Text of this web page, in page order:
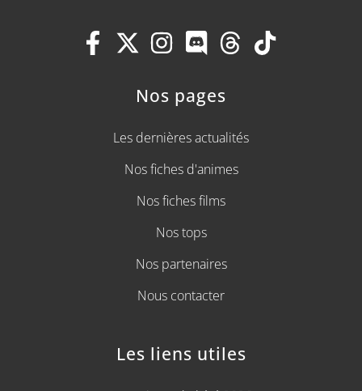
Nos pages
Les dernières actualités
Nos fiches d'animes
Nos fiches films
Nos tops
Nos partenaires
Nous contacter
Les liens utiles